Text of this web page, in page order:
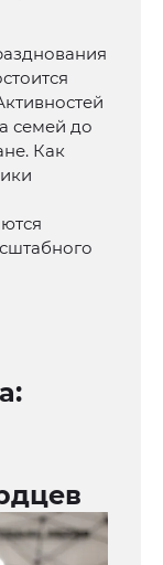
семей до
Как